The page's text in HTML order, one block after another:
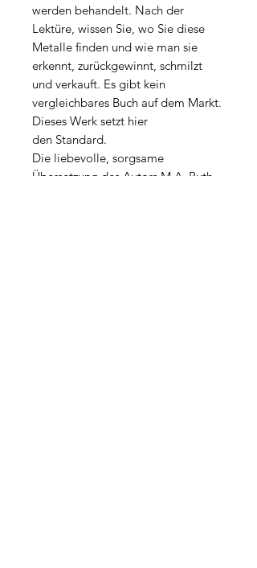
werden behandelt. Nach der
Lektüre, wissen Sie, wo Sie diese
Metalle finden und wie man sie
erkennt, zurückgewinnt, schmilzt
und verkauft. Es gibt kein
vergleichbares Buch auf dem Markt.
Dieses Werk setzt hier
den Standard.
Die liebevolle, sorgsame
Übersetzung des Autors M.A. Buth